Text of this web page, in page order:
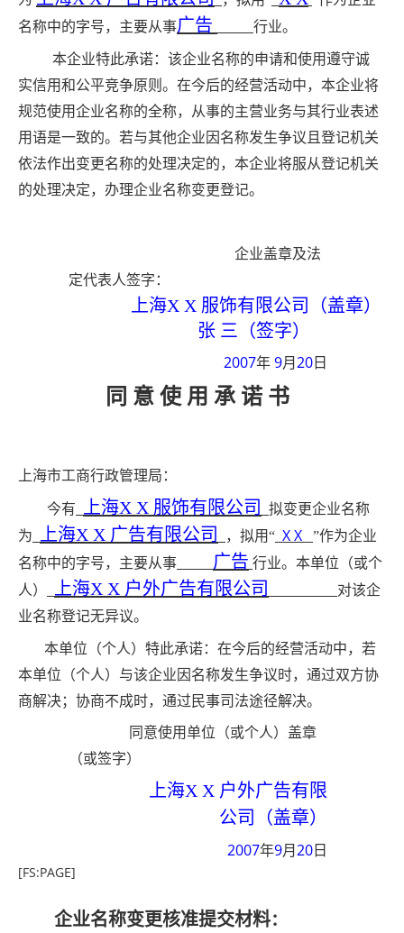
名称中的字号，主要从事广告 行业。
本企业特此承诺：该企业名称的申请和使用遵守诚
实信用和公平竞争原则。在今后的经营活动中，本企业将
规范使用企业名称的全称，从事的主营业务与其行业表述
用语是一致的。若与其他企业因名称发生争议且登记机关
依法作出变更名称的处理决定的，本企业将服从登记机关
的处理决定，办理企业名称变更登记。
企业盖章及法
定代表人签字：
上海X X 服饰有限公司（盖章）
张 三（签字）
2007年 9月 20日
同 意 使 用 承 诺 书
上海市工商行政管理局：
今有 上海X X 服饰有限公司
拟变更企业名称
为
上海X X 广告有限公司 ，拟用“ X X
”作为企业
名称中的字号，主要从事
广告 行业。本单位（或个
人）
上海X X 户外广告有限公司
对该企
业名称登记无异议。
本单位（个人）特此承诺：在今后的经营活动中，若
本单位（个人）与该企业因名称发生争议时，通过双方协
商解决；协商不成时，通过民事司法途径解决。
同意使用单位（或个人）盖章
（或签字）
上海X X 户外广告有限
公司（盖章）
2007年9月 20日
[FS:PAGE]
企业名称变更核准提交材料：